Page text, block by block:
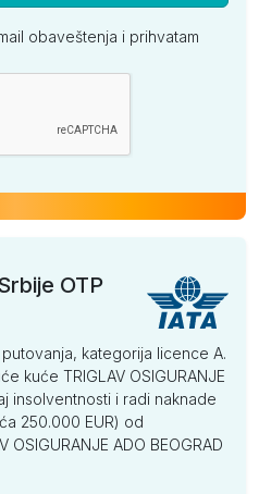
obaveštenja i prihvatam
OTP
kategorija licence A.
kuće TRIGLAV OSIGURANJE
insolventnosti i radi naknade
250.000 EUR) od
ADO BEOGRAD